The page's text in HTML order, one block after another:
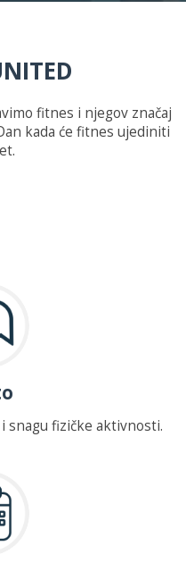
fitnes i njegov značaj
kada će fitnes ujediniti
snagu fizičke aktivnosti.